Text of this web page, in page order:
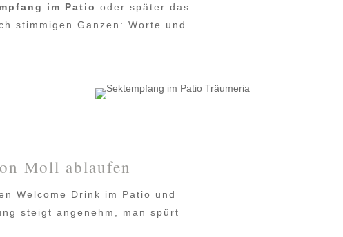
im Patio oder später das
stimmigen Ganzen: Worte und
Moll ablaufen
Welcome Drink im Patio und
steigt angenehm, man spürt